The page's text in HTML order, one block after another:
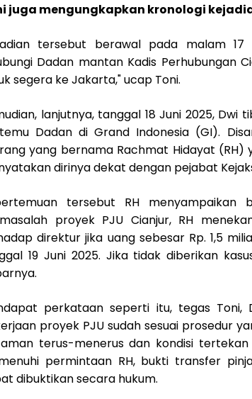
juga mengungkapkan kronologi
tersebut berawal pada malam
Dadan mantan Kadis Perhubungan
segera ke Jakarta," ucap Toni.
lanjutnya, tanggal 18 Juni 2025,
Dadan di Grand Indonesia (GI).
yang bernama Rachmat Hidayat (RH)
dirinya dekat dengan pejabat
tersebut RH menyampaikan
proyek PJU Cianjur, RH
direktur jika uang sebesar Rp. 1,5
19 Juni 2025. Jika tidak diberikan
perkataan seperti itu, tegas Toni,
proyek PJU sudah sesuai prosedur
terus-menerus dan kondisi
permintaan RH, bukti transfer
dibuktikan secara hukum.